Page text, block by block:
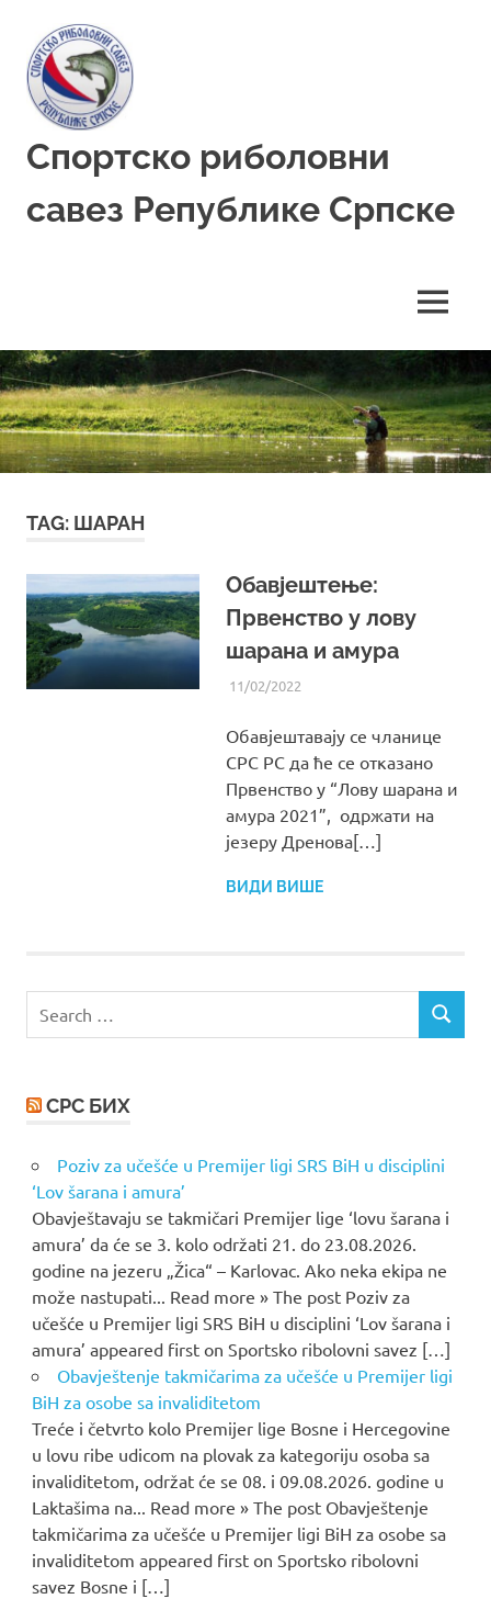
content
Спортско риболовни
савез Републике Српске
MENU
TAG: ШАРАН
Обавјештење:
Првенство у лову
шарана и амура
11/02/2022
Обавјештавају се чланице
СРС РС да ће се отказано
Првенство у “Лову шарана и
амура 2021”, одржати на
језеру Дренова[…]
ВИДИ ВИШЕ
for:
SEARCH
СРС БИХ
Poziv za učešće u Premijer ligi SRS BiH u disciplini
‘Lov šarana i amura’
Obavještavaju se takmičari Premijer lige ‘lovu šarana i
amura’ da će se 3. kolo održati 21. do 23.08.2026.
godine na jezeru „Žica“ – Karlovac. Ako neka ekipa ne
može nastupati... Read more » The post Poziv za
učešće u Premijer ligi SRS BiH u disciplini ‘Lov šarana i
amura’ appeared first on Sportsko ribolovni savez […]
Obavještenje takmičarima za učešće u Premijer ligi
BiH za osobe sa invaliditetom
Treće i četvrto kolo Premijer lige Bosne i Hercegovine
u lovu ribe udicom na plovak za kategoriju osoba sa
invaliditetom, održat će se 08. i 09.08.2026. godine u
Laktašima na... Read more » The post Obavještenje
takmičarima za učešće u Premijer ligi BiH za osobe sa
invaliditetom appeared first on Sportsko ribolovni
savez Bosne i […]